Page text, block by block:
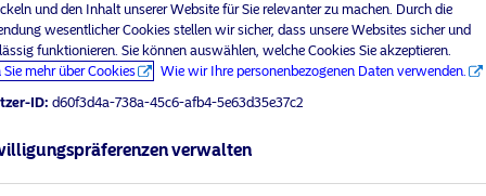
Anlegerprofil aus
Fonds
Verantwortungsbewusste
Investments
News
Cookie-Richtlinien
Zugänglichkeit
Sitemap
und den Inhalt unserer Website für Sie relevanter zu machen. Durch die
wesentlicher Cookies stellen wir sicher, dass unsere Websites sicher und
funktionieren. Sie können auswählen, welche Cookies Sie akzeptieren.
Sie mehr über Cookies
Wie wir Ihre personenbezogenen Daten verwenden.
ID: d60f3d4a-738a-45c6-afb4-5e63d35e37c2
verwalten